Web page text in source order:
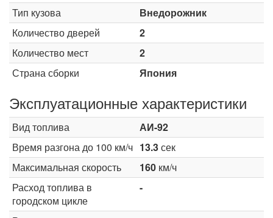
Тип кузова
Внедорожник
Количество дверей
2
Количество мест
2
Страна сборки
Япония
Эксплуатационные характеристики
Вид топлива
АИ-92
Время разгона до 100 км/ч 13.3сек
Максимальная скорость
160 км/ч
Расход топлива в
городском цикле
-